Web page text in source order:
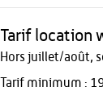
Tarif location
Hors juillet/août,
Tarif minimum :